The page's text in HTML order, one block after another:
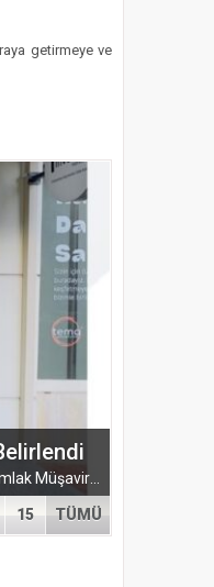
getirmeye ve
EĞİTİM-BİR-SEN ADANA ŞUBESİ’NDEN KAHRAMANMARAŞ’A VEFA VE DAYANIŞMA ÇIKARMASI Eğitim-Bir-Sen Adana Şubesi, Kahramanmaraş’ta anlamlı temaslarda bulundu. Adana heyeti; sendikal dayanışmayı güçlendirmek...
15 TÜMÜ